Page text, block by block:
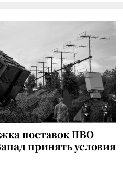
поставок ПВО
принять условия